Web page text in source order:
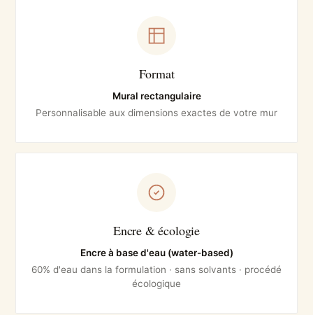
Format
Mural rectangulaire
Personnalisable aux dimensions exactes de votre mur
Encre & écologie
Encre à base d'eau (water-based)
60% d'eau dans la formulation · sans solvants · procédé
écologique